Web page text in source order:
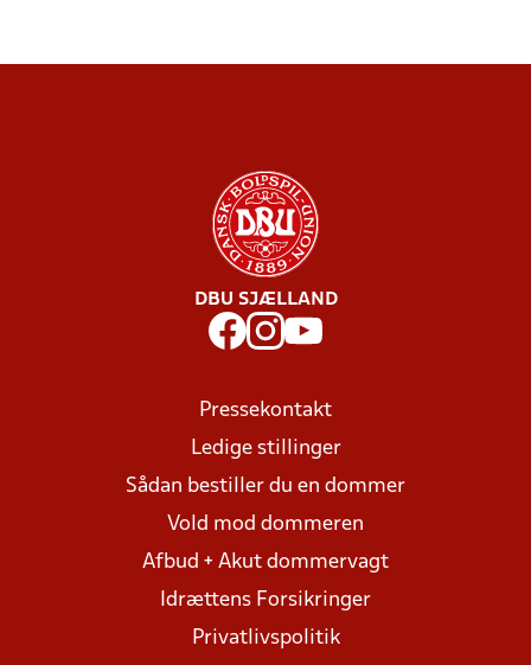
DBU SJÆLLAND
Pressekontakt
Ledige stillinger
Sådan bestiller du en dommer
Vold mod dommeren
Afbud + Akut dommervagt
Idrættens Forsikringer
Privatlivspolitik